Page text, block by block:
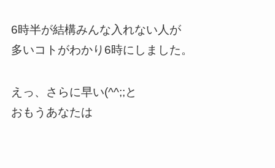
6時半が結構みんな入れない人が
多いコトがわかり6時にしました。
えっ、さらに早い(^^;;と
おもうあなたは